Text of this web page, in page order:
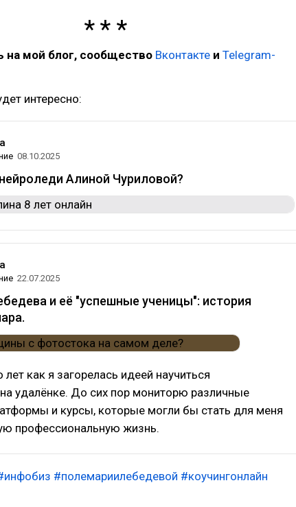
на мой блог, сообщество Вконтакте и Telegram-
интересно:
08.10.2025
Алиной Чуриловой?
22.07.2025
и её "успешные ученицы": история
как я загорелась идеей научиться
удалёнке. До сих пор мониторю различные
и курсы, которые могли бы стать для меня
профессиональную жизнь.
#полемариилебедевой #коучингонлайн